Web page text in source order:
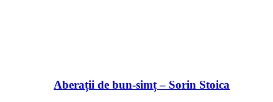
Aberații de bun-simț – Sorin Stoica